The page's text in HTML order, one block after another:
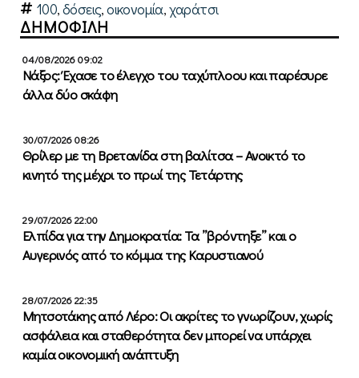
100,δόσεις,οικονομία,χαράτσι
ΔΗΜΟΦΙΛΗ
04/08/2026 09:02
Νάξος: Έχασε το έλεγχο του ταχύπλοου και παρέσυρε
άλλα δύο σκάφη
30/07/2026 08:26
Θρίλερ με τη Βρετανίδα στη βαλίτσα – Ανοικτό το
κινητό της μέχρι το πρωί της Τετάρτης
29/07/2026 22:00
Ελπίδα για την Δημοκρατία: Τα ”βρόντηξε” και ο
Αυγερινός από το κόμμα της Καρυστιανού
28/07/2026 22:35
Μητσοτάκης από Λέρο: Οι ακρίτες το γνωρίζουν, χωρίς
ασφάλεια και σταθερότητα δεν μπορεί να υπάρχει
καμία οικονομική ανάπτυξη